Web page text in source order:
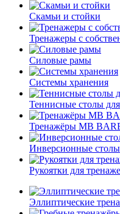
Скамьи и стойки
Тренажеры с
Силовые рамы
Системы хранения
Теннисные столы
Тренажёры MB
Инверсионные столы
Рукоятки для
Эллиптические